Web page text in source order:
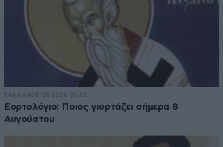
ΕΛΛΑΔΑ08·08·2026 05:45
Εορτολόγιο: Ποιος γιορτάζει σήμερα 8
Αυγούστου